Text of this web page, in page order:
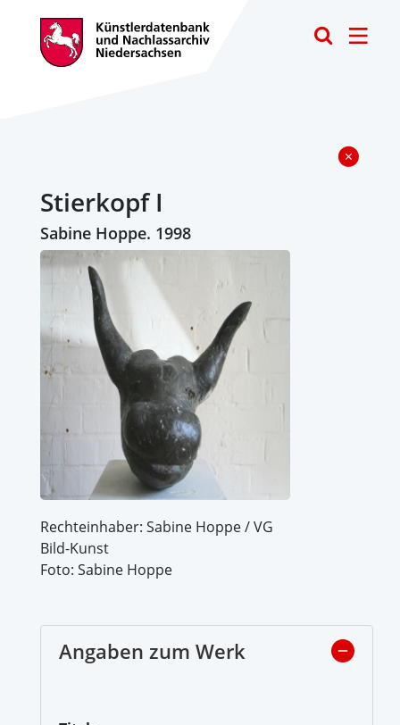
Stierkopf I
Sabine Hoppe. 1998
Rechteinhaber: Sabine Hoppe / VG
Bild-Kunst
Foto: Sabine Hoppe
Angaben zum Werk